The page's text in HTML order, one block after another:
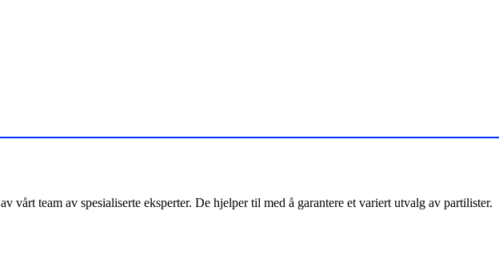
vårt team av spesialiserte eksperter. De hjelper til med å garantere et variert utvalg av partilister.